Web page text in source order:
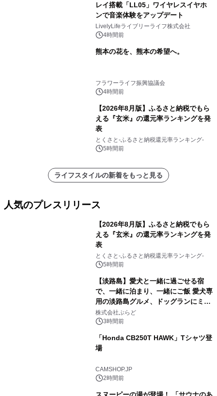
レイ搭載「LL05」ワイヤレスイヤホ
ンで音楽体験をアップデート
LivelyLifeライブリーライフ株式会社
4時間前
熊本の花を、熊本の希望へ。
フラワーライフ振興協議会
4時間前
【2026年8月版】ふるさと納税でもら
える『玄米』の還元率ランキングを発
表
とくさと-ふるさと納税還元率ランキング-
5時間前
ライフスタイルの新着をもっと見る
人気のプレスリリース
【2026年8月版】ふるさと納税でもら
える『玄米』の還元率ランキングを発
表
とくさと-ふるさと納税還元率ランキング-
5時間前
【淡路島】愛犬と一緒に過ごせる宿
で、一緒に泊まり、一緒にご飯 愛犬専
用の淡路島グルメ、ドッグランにミニ
プール グランピングとトレーラーハウ
スの2施設で
株式会社ぷらど
3時間前
「Honda CB250T HAWK」Tシャツ登
場
CAMSHOP.JP
2時間前